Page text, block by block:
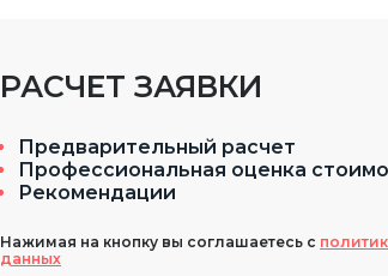
РАСЧЕТ ЗАЯВКИ
Предварительный расчет
Профессиональная оценка
Рекомендации
Нажимая на кнопку вы соглашаетесь с
данных